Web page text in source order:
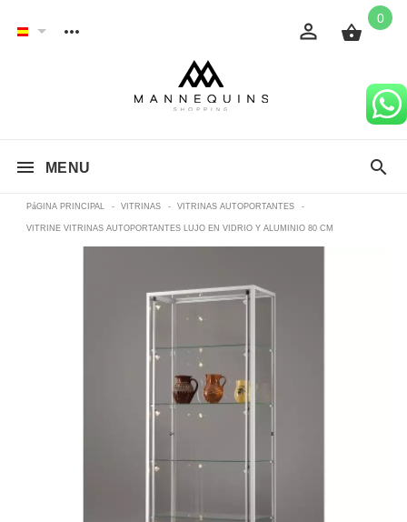
0
MENU
PáGINA PRINCIPAL - VITRINAS - VITRINAS AUTOPORTANTES -
VITRINE VITRINAS AUTOPORTANTES LUJO EN VIDRIO Y ALUMINIO 80 CM